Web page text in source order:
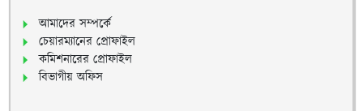
আমাদের সম্পর্কে
চেয়ারম্যানের প্রোফাইল
কমিশনারের প্রোফাইল
বিভাগীয় অফিস